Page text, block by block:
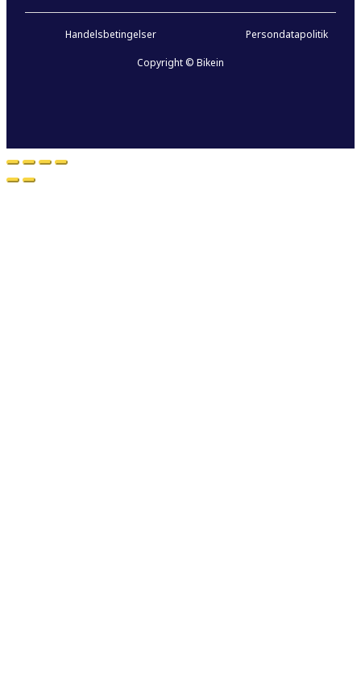
Copyright © Bikein
Handelsbetingelser Persondatapolitik